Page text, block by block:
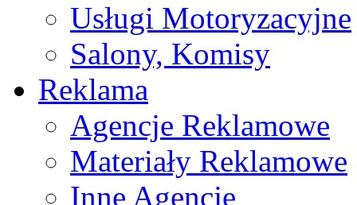
Usługi Motoryzacyjne
Salony, Komisy
Reklama
Agencje Reklamowe
Materiały Reklamowe
Inne Agencje